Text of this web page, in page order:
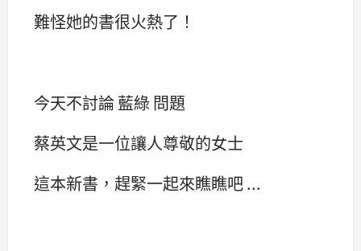
難怪她的書很火熱了！
今天不討論 藍綠 問題
蔡英文是一位讓人尊敬的女士
這本新書，趕緊一起來瞧瞧吧 ...